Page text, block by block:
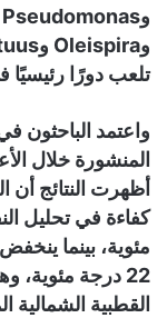
تلعب دورًا رئيسيًا
واعتمد الباحثون
المنشورة خلال
أظهرت النتائج أن
مئوية، بينما
22 درجة مئوية،
القطبية